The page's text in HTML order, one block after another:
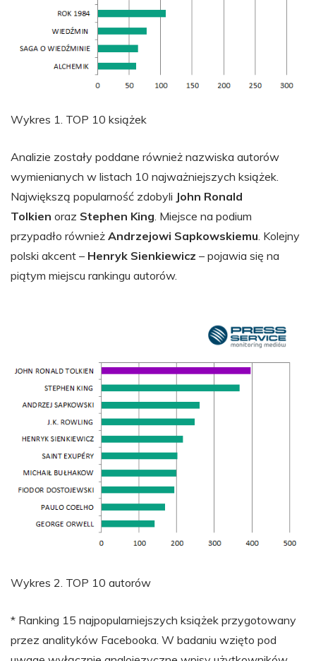
Wykres 1. TOP 10 książek
Analizie zostały poddane również nazwiska autorów
wymienianych w listach 10 najważniejszych książek.
Największą popularność zdobyli John Ronald
Tolkien oraz Stephen King. Miejsce na podium
przypadło również Andrzejowi Sapkowskiemu. Kolejny
polski akcent – Henryk Sienkiewicz – pojawia się na
piątym miejscu rankingu autorów.
Wykres 2. TOP 10 autorów
* Ranking 15 najpopularniejszych książek przygotowany
przez analityków Facebooka. W badaniu wzięto pod